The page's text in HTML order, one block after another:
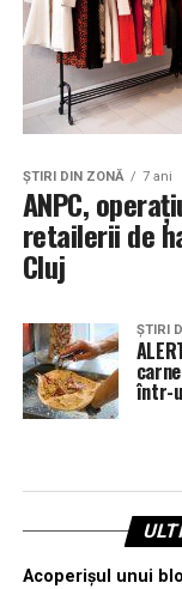
ŞTIRI DIN ZONĂ 7 ani
ANPC,
retailerii de
Cluj
ŞTIRI
într-
Acoperișul unui